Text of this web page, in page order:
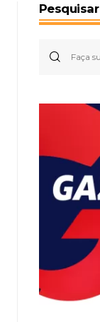
Pesquisar